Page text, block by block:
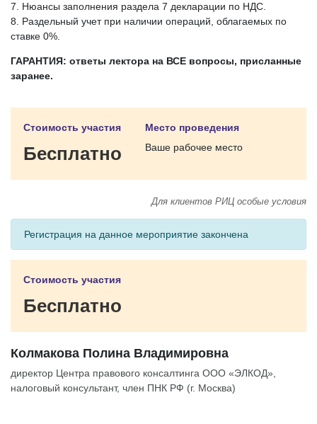
Колмакова Полина Владимировна
директор Центра правового консалтинга ООО «ЭЛКОД»,
налоговый консультант, член ПНК РФ (г. Москва)
7. Нюансы заполнения раздела 7 декларации по НДС.
8. Раздельный учет при наличии операций, облагаемых по
ставке 0%.
ГАРАНТИЯ: ответы лектора на ВСЕ вопросы, присланные
заранее.
Стоимость участия
Бесплатно
Место проведения
Ваше рабочее место
Для клиентов РИЦ особые условия
Регистрация на данное мероприятие закончена
Стоимость участия
Бесплатно